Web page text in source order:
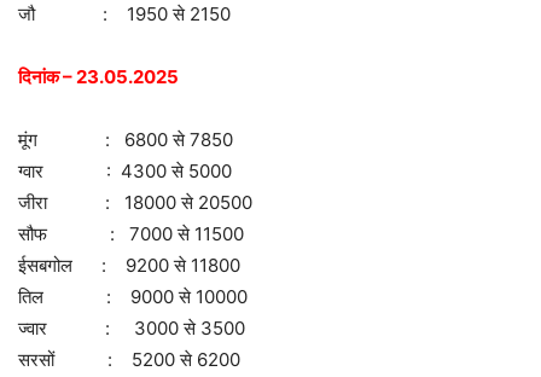
जौ : 1950 से 2150
दिनांक – 23.05.2025
मूंग : 6800 से 7850
ग्वार : 4300 से 5000
जीरा : 18000 से 20500
सौफ : 7000 से 11500
ईसबगोल : 9200 से 11800
तिल : 9000 से 10000
ज्वार : 3000 से 3500
सरसों : 5200 से 6200